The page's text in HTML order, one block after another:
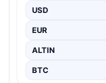
İnternet çağında
USD
EUR
ALTIN
BTC